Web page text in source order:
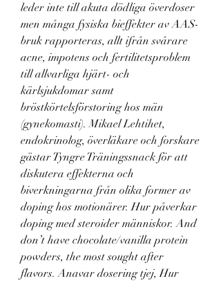
leder inte till akuta dödliga överdoser
men många fysiska bieffekter av AAS-
bruk rapporteras, allt ifrån svårare
acne, impotens och fertilitetsproblem
till allvarliga hjärt- och
kärlsjukdomar samt
bröstkörtelsförstoring hos män
(gynekomasti). Mikael Lehtihet,
endokrinolog, överläkare och forskare
gästar Tyngre Träningssnack för att
diskutera effekterna och
biverkningarna från olika former av
doping hos motionärer. Hur påverkar
doping med steroider människor. And
don’t have chocolate/vanilla protein
powders, the most sought after
flavors. Anavar dosering tjej, Hur